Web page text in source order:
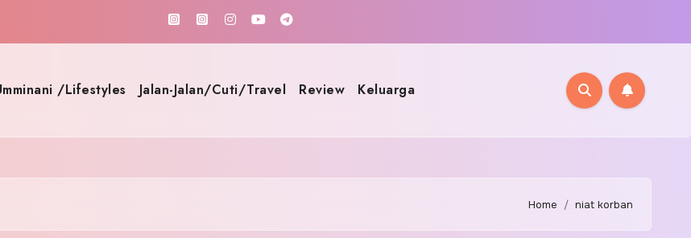
/Lifestyles Jalan-Jalan/Cuti/Travel Review Keluarga
Home niat korban